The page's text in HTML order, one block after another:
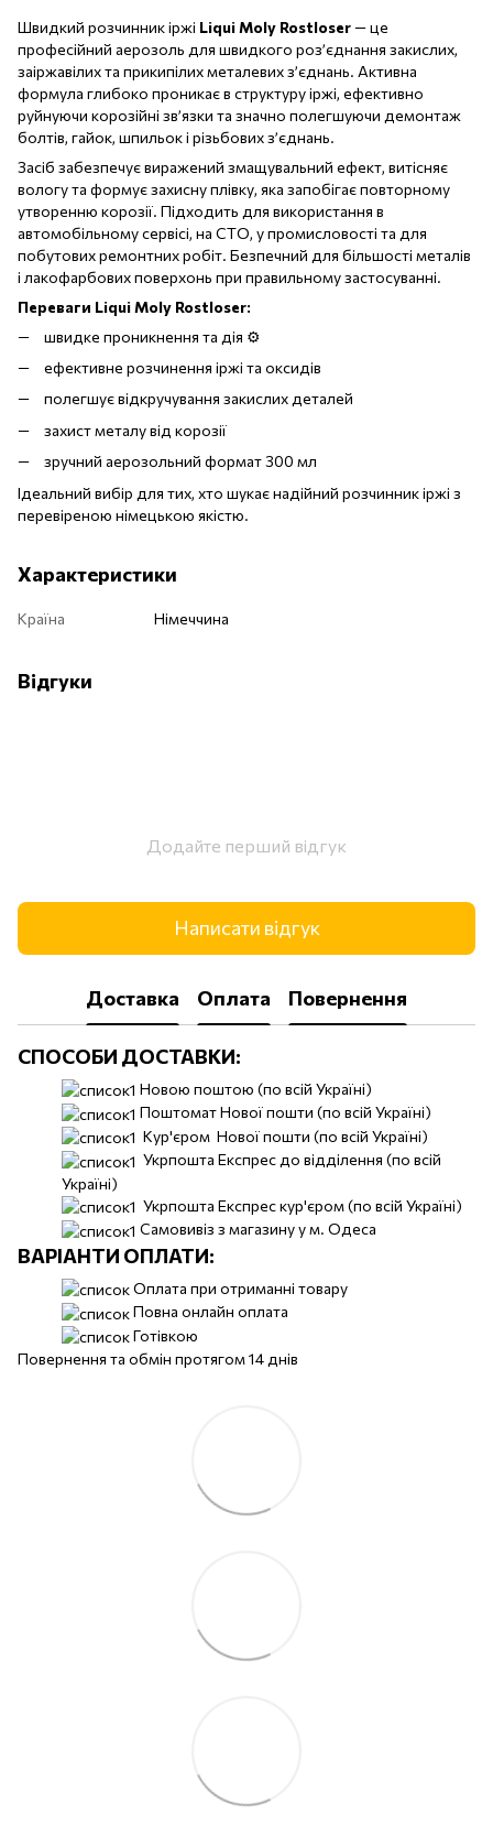
Швидкий розчинник іржі Liqui Moly Rostloser— це
професійний аерозоль для швидкого роз’єднання закислих,
заіржавілих та прикипілих металевих з’єднань. Активна
формула глибоко проникає в структуру іржі, ефективно
руйнуючи корозійні зв’язки та значно полегшуючи демонтаж
болтів, гайок, шпильок і різьбових з’єднань.
Засіб забезпечує виражений змащувальний ефект, витісняє
вологу та формує захисну плівку, яка запобігає повторному
утворенню корозії. Підходить для використання в
автомобільному сервісі, на СТО, у промисловості та для
побутових ремонтних робіт. Безпечний для більшості металів
і лакофарбових поверхонь при правильному застосуванні.
Переваги Liqui Moly Rostloser:
швидке проникнення та дія ⚙️
ефективне розчинення іржі та оксидів
полегшує відкручування закислих деталей
захист металу від корозії
зручний аерозольний формат 300 мл
Ідеальний вибір для тих, хто шукає надійний розчинник іржі з
перевіреною німецькою якістю.
Характеристики
Країна Німеччина
Відгуки
Додайте перший відгук
Написати відгук
Доставка Оплата Повернення
СПОСОБИ ДОСТАВКИ:
Новою поштою (по всій Україні)
Поштомат Нової пошти (по всій Україні)
Кур'єром Нової пошти (по всій Україні)
Укрпошта Експрес до відділення (по всій
Україні)
Укрпошта Експрес кур'єром (по всій Україні)
Самовивіз з магазину у м. Одеса
ВАРІАНТИ ОПЛАТИ:
Оплата при отриманні товару
Повна онлайн оплата
Готівкою
Повернення та обмін протягом 14 днів